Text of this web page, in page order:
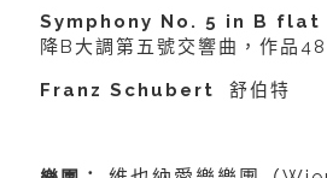
Symphony No. 5 in B flat
降B大調第五號交響曲，作品
Franz Schubert 舒伯特